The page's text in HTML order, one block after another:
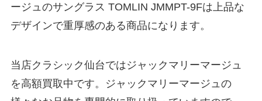
ージュのサングラス TOMLIN JMMPT-9Fは上品な
デザインで重厚感のある商品になります。
当店クラシック仙台ではジャックマリーマージュ
を高額買取中です。ジャックマリーマージュの